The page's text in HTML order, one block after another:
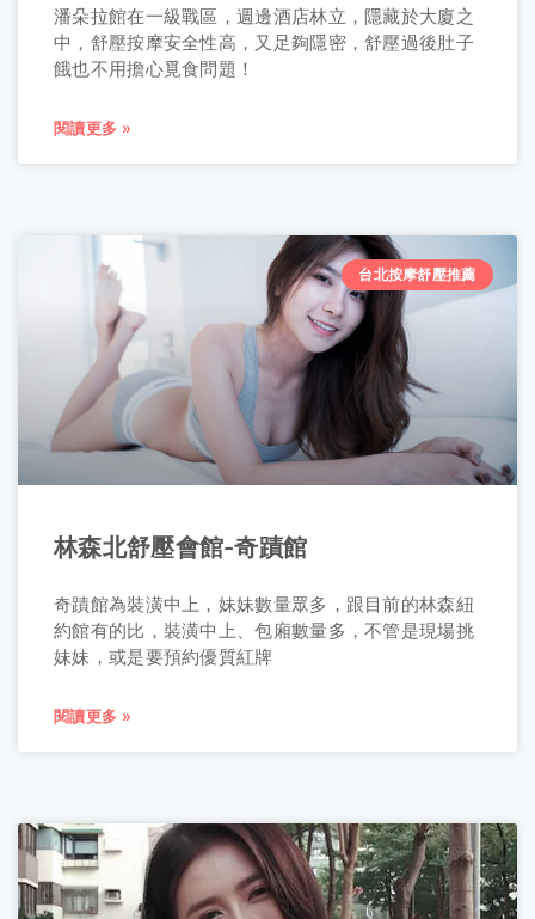
潘朵拉館在一級戰區，週邊酒店林立，隱藏於大廈之
中，舒壓按摩安全性高，又足夠隱密，舒壓過後肚子
餓也不用擔心覓食問題！
閱讀更多 »
台北按摩舒壓推薦
林森北舒壓會館-奇蹟館
奇蹟館為裝潢中上，妹妹數量眾多，跟目前的林森紐
約館有的比，裝潢中上、包廂數量多，不管是現場挑
妹妹，或是要預約優質紅牌
閱讀更多 »